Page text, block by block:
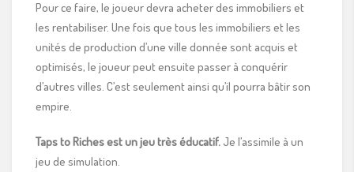
Pour ce faire, le joueur devra acheter des immobiliers et
les rentabiliser. Une fois que tous les immobiliers et les
unités de production d’une ville donnée sont acquis et
optimisés, le joueur peut ensuite passer à conquérir
d’autres villes. C’est seulement ainsi qu’il pourra bâtir son
empire.
Taps to Riches est un jeu très éducatif.Je l’assimile à un
jeu de simulation.